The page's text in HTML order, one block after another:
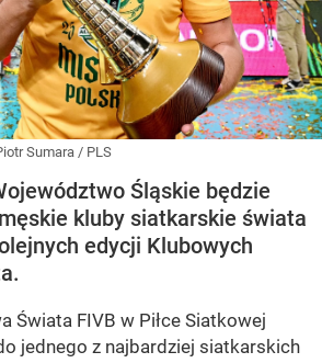
Sumara / PLS
Śląskie będzie
kluby siatkarskie świata
edycji Klubowych
Świata FIVB w Piłce Siatkowej
jednego z najbardziej siatkarskich